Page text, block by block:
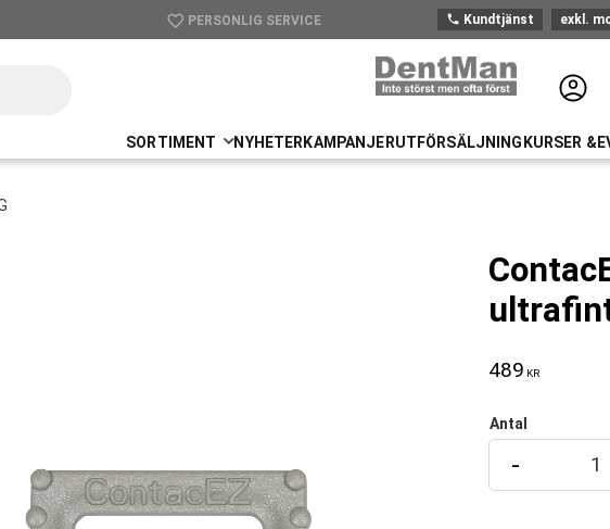
favorite_border PERSONLIG SERVICE
check UTSTICKANDE PRODUKTSORTIMENT phone Kundtjänst exkl.
SORTIMENT NYHETER KAMPANJERUTFÖRSÄLJNING KURSER
489 KR
Antal
-